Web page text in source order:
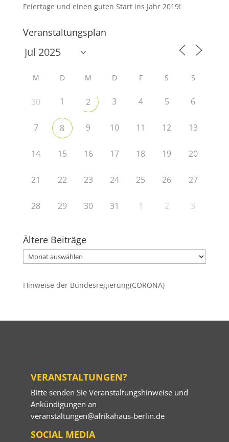
Feiertage und einen guten Start ins Jahr 2019!
Veranstaltungsplan
M D M D F S S
30 1 2 3 4 5 6
7 8 9 10 11 12 13
14 15 16 17 18 19 20
21 22 23 24 25 26 27
28 29 30 31 1 2 3
Ältere Beiträge
Ältere
Beiträge
Hinweise der Bundesregierung(CORONA)
VERANSTALTUNGEN?
Bitte senden Sie Veranstaltungshinweise und
Ankündigungen an
veranstaltungen@afrikahaus-berlin.de
SOCIAL MEDIA